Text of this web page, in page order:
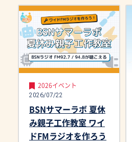
2026イベント
2026/07/22
BSNサマーラボ 夏休
み親子工作教室 ワイ
ドFMラジオを作ろう